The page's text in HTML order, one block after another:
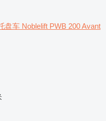
盘车 Noblelift PWB 200 Avant